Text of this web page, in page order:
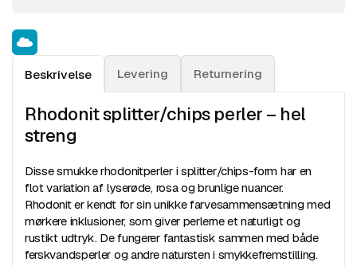
Beskrivelse Levering Returnering
Rhodonit splitter/chips perler – hel
streng
Disse smukke rhodonitperler i splitter/chips-form har en
flot variation af lyserøde, rosa og brunlige nuancer.
Rhodonit er kendt for sin unikke farvesammensætning med
mørkere inklusioner, som giver perlerne et naturligt og
rustikt udtryk. De fungerer fantastisk sammen med både
ferskvandsperler og andre natursten i smykkefremstilling.